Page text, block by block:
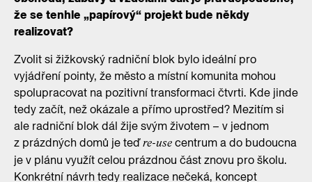
že se tenhle „papírový“ projekt bude někdy
realizovat?
Zvolit si žižkovský radniční blok bylo ideální pro
vyjádření pointy, že město a místní komunita mohou
spolupracovat na pozitivní transformaci čtvrti. Kde jinde
tedy začít, než okázale a přímo uprostřed? Mezitím si
ale radniční blok dál žije svým životem – v jednom
z prázdných domů je teďre-use centrum a do budoucna
je v plánu využít celou prázdnou část znovu pro školu.
Konkrétní návrh tedy realizace nečeká, koncept